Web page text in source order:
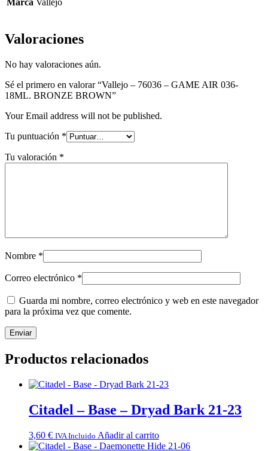
Marca Vallejo
Valoraciones
No hay valoraciones aún.
Sé el primero en valorar “Vallejo – 76036 – GAME AIR 036-
18ML. BRONZE BROWN”
Your Email address will not be published.
Tu puntuación *
Tu valoración *
Nombre *
Correo electrónico *
Guarda mi nombre, correo electrónico y web en este navegador
para la próxima vez que comente.
Productos relacionados
Citadel – Base – Dryad Bark 21-23
3,60 € IVA Incluido Añadir al carrito